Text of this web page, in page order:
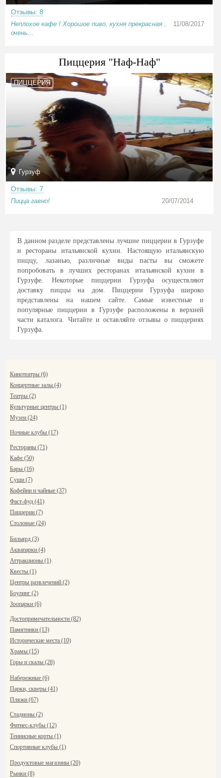
Отзывы: 8
Неплохое кафе ! Хорошое пиво, кухня прекрасная ,
очень...
11/08/2017
Пиццерия "Наф-Наф"
ПИЦЦЕРИЯ
Гурзуф
Отзывы: 7
Пицца гавно! 20/07/2014
В данном разделе представлены лучшие пиццерии в Гурзуфе
и рестораны итальянской кухни. Настоящую итальянскую
пиццу, лазанью, различные виды пасты вы сможете
попробовать в лучших ресторанах итальянской кухни в
Гурзуфе. Некоторые пиццерии Гурзуфа осуществляют
доставку пиццы на дом. Пиццерии Гурзуфа широко
представлены на нашем сайте. Самые известные и
популярные пиццерии в Гурзуфе расположены в верхней
части каталога. Читайте и оставляйте отзывы о пиццериях
Гурзуфа.
Кинотеатры (6)
Концертные залы (4)
Театры (2)
Культурные центры (1)
Музеи (24)
Ночные клубы (17)
Рестораны (71)
Кафе (50)
Бары (16)
Суши (7)
Кофейни и чайные (37)
Фаст-фуд (41)
Пиццерии (7)
Столовые (24)
Бильярд (3)
Аквапарки (4)
Аттракционы (1)
Квесты (1)
Центры развлечений (2)
Боулинг (2)
Зоопарки (6)
Достопримечательности (82)
Памятники (13)
Исторические места (10)
Храмы (15)
Горы и скалы (28)
Набережные (6)
Парки, скверы (41)
Пляжи (67)
Стадионы (2)
Фитнес-клубы (12)
Теннисные корты (1)
Спортивные клубы (1)
Продуктовые магазины (20)
Рынки (8)